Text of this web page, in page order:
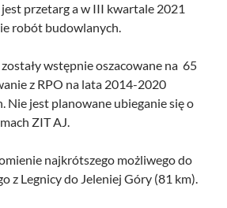
przetarg a w III kwartale 2021
robót budowlanych.
wstępnie oszacowane na 65
z RPO na lata 2014-2020
Nie jest planowane ubieganie się o
ZIT AJ.
najkrótszego możliwego do
z Legnicy do Jeleniej Góry (81 km).